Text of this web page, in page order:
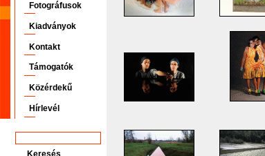
Fotográfusok
Kiadványok
Kontakt
Támogatók
Közérdekű
Hírlevél